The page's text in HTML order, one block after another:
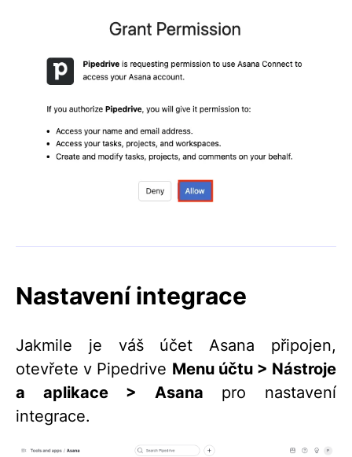
Nastavení integrace
Jakmile je váš účet Asana připojen,
otevřete v Pipedrive Menu účtu > Nástroje
a aplikace > Asana pro nastavení
integrace.